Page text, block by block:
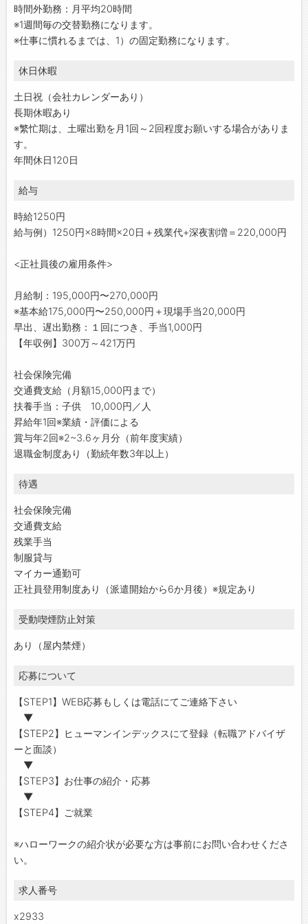
時間外勤務：月平均20時間
※1週間毎の交替勤務になります。
※仕事に慣れるまでは、1）の固定勤務になります。
休日休暇
土日祝（会社カレンダーあり）
長期休暇あり
※繁忙期は、土曜出勤を月1回～2回程度お願いする場合がありま
す。
年間休日120日
給与
時給1250円
給与例）1250円×8時間×20日＋残業代+深夜割増＝220,000円
<正社員後の雇用条件>
月給制：195,000円〜270,000円
※基本給175,000円〜250,000円＋現場手当20,000円
早出、遅出勤務：１回につき、手当1,000円
【年収例】300万～421万円
社会保険完備
交通費支給（月額15,000円まで）
扶養手当：子供 10,000円／人
昇給年1回※業績・評価による
賞与年2回※2~3.6ヶ月分（前年度実績）
退職金制度あり（勤続年数3年以上）
待遇
社会保険完備
交通費支給
残業手当
制服貸与
マイカー通勤可
正社員登用制度あり（派遣開始から6か月後）※規定あり
受動喫煙防止対策
あり（屋内禁煙）
応募について
【STEP1】WEB応募もしくは電話にてご連絡下さい
▼
【STEP2】ヒューマンインデックスにて登録（転職アドバイザ
ーと面談）
▼
【STEP3】お仕事の紹介・応募
▼
【STEP4】ご就業
※ハローワークの紹介状が必要な方は事前にお問い合わせくださ
い。
求人番号
x2933